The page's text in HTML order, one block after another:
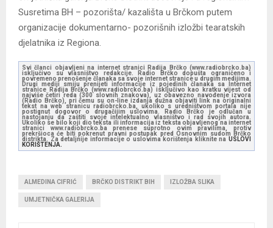
Susretima BH – pozorišta/ kazališta u Brčkom putem
organizacije dokumentarno- pozorišnih izložbi tearatskih
djelatnika iz Regiona.
Svi članci objavljeni na internet stranici Radija Brčko (www.radiobrcko.ba)
isključivo su vlasništvo redakcije. Radio Brčko dopušta ograničeno i
povremeno prenošenje članaka sa svoje internet stranice u drugim medijima.
Drugi mediji smiju prenijeti informacije iz pojedinih članaka sa Internet
stranice Radija Brčko (www.radiobrcko.ba) isključivo kao kratku vijest od
najviše četiri reda (300 slovnih znakova), uz obavezno navođenje izvora
(Radio Brčko), pri čemu su on-line izdanja dužna objaviti link na originalni
tekst na web stranicu radiobrcko.ba, ukoliko s uredništvom portala nije
postignut dogovor o drugačijim uslovima. Radio Brčko je odlučan u
nastojanju da zaštiti svoje intelektualno vlasništvo i rad svojih autora.
Ukoliko se bilo koji dio teksta ili informacija iz teksta objavljenog na internet
stranici www.radiobrcko.ba prenese suprotno ovim pravilima, protiv
prekršioca će biti pokrenut pravni postupak pred Osnovnim sudom Brčko
distrikta. Za detaljnije informacije o uslovima korištenja kliknite na USLOVI
KORIŠTENJA.
ALMEDINA CIFRIĆ BRČKO DISTRIKT BIH IZLOŽBA SLIKA
UMJETNIČKA GALERIJA